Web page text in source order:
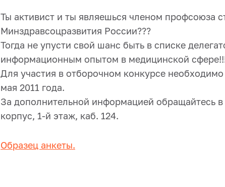
Ты активист и ты являешься членом профсоюза
Минздравсоцразвития России???
Тогда не упусти свой шанс быть в списке
информационным опытом в медицинской
Для участия в отборочном конкурсе необходимо
мая 2011 года.
За дополнительной информацией обращайтесь
корпус, 1-й этаж, каб. 124.
Образец анкеты.